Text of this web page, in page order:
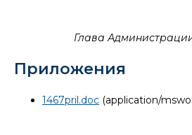
Глава
Приложения
1467pril.doc (application/